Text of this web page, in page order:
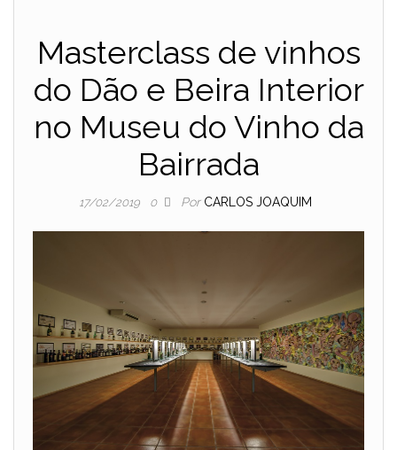
Masterclass de vinhos
do Dão e Beira Interior
no Museu do Vinho da
Bairrada
17/02/2019 0 Por CARLOS JOAQUIM